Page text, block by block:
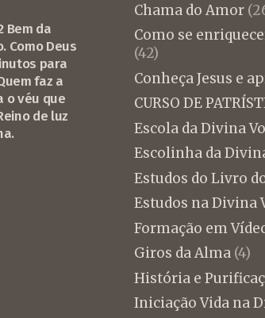
Bem da
Como Deus
para
faz a
o véu que
de luz
Chama do Amor
Como se
(42)
Conheça Jesus e
CURSO DE
Escola da Divina
Escolinha da
Estudos do Livro
Estudos na Divina
Formação em
Giros da Alma(4)
História e
Iniciação Vida na